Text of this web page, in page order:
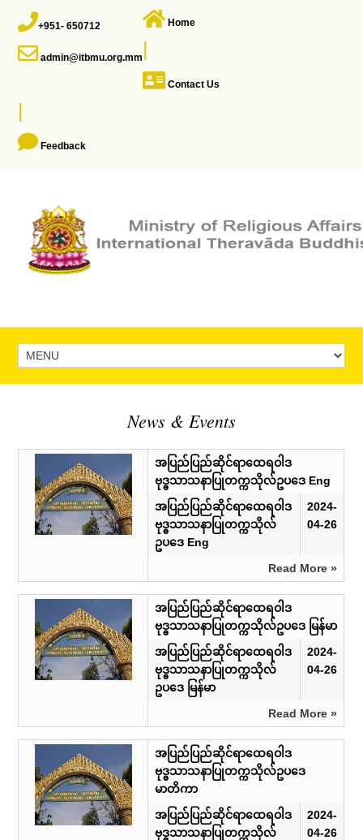
+951- 650712
admin@itbmu.org.mm
Home
|
Contact Us
|
Feedback
News & Events
အပြည်ပြည်ဆိုင်ရာထေရဝါဒ
ဗုဒ္ဓသာသနာပြုတက္ကသိုလ်ဥပဒေ Eng
အပြည်ပြည်ဆိုင်ရာထေရဝါဒ
ဗုဒ္ဓသာသနာပြုတက္ကသိုလ်
ဥပဒေ Eng
2024-
04-26
Read More »
အပြည်ပြည်ဆိုင်ရာထေရဝါဒ
ဗုဒ္ဓသာသနာပြုတက္ကသိုလ်ဥပဒေ မြန်မာ
အပြည်ပြည်ဆိုင်ရာထေရဝါဒ
ဗုဒ္ဓသာသနာပြုတက္ကသိုလ်
ဥပဒေ မြန်မာ
2024-
04-26
Read More »
အပြည်ပြည်ဆိုင်ရာထေရဝါဒ
ဗုဒ္ဓသာသနာပြုတက္ကသိုလ်ဥပဒေ
မာတိကာ
အပြည်ပြည်ဆိုင်ရာထေရဝါဒ
ဗုဒ္ဓသာသနာပြုတက္ကသိုလ်
2024-
04-26